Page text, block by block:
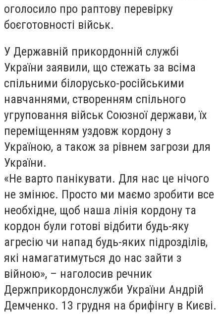
оголосило про раптову перевірку
боєготовності військ.
У Державній прикордонній службі
України заявили, що стежать за всіма
спільними білорусько-російськими
навчаннями, створенням спільного
угруповання військ Союзної держави, їх
переміщенням уздовж кордону з
Україною, а також за рівнем загрози для
України.
«Не варто панікувати. Для нас це нічого
не змінює. Просто ми маємо зробити все
необхідне, щоб наша лінія кордону та
кордон були готові відбити будь-яку
агресію чи напад будь-яких підрозділів,
які намагатимуться до нас зайти з
війною», – наголосив речник
Держприкордонслужби України Андрій
Демченко. 13 грудня на брифінгу в Києві.